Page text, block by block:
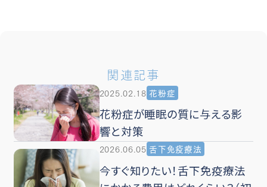
関連記事
2025.02.18 花粉症
花粉症が睡眠の質に与える影
響と対策
2026.06.05 舌下免疫療法
今すぐ知りたい！舌下免疫療法